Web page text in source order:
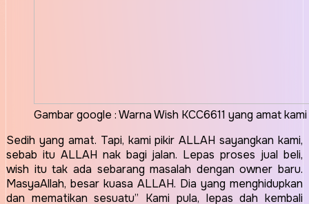
Gambar google : Warna Wish KCC6611 yang amat
Sedih yang amat. Tapi, kami pikir ALLAH sayangkan kami,
sebab itu ALLAH nak bagi jalan. Lepas proses jual beli,
wish itu tak ada sebarang masalah dengan owner baru.
MasyaAllah, besar kuasa ALLAH. Dia yang menghidupkan
dan mematikan sesuatu” Kami pula, lepas dah kembali